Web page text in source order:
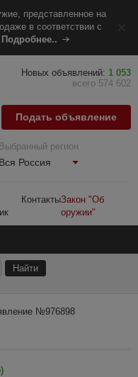
представленное на
в соответствии с
Подробнее..
Выбранный регион
Вся Россия
КонтактыЗакон "Об
оружии"
Новых объявлений: 1 053
всего 574 602
Подать объявление
№976898